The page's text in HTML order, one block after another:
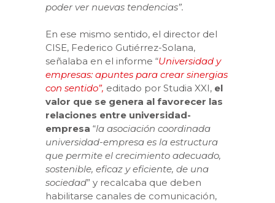
poder ver nuevas tendencias”.
En ese mismo sentido, el director del
CISE, Federico Gutiérrez-Solana,
señalaba en el informe “Universidad y
empresas: apuntes para crear sinergias
con sentido”, editado por Studia XXI, el
valor que se genera al favorecer las
relaciones entre universidad-
empresa “la asociación coordinada
universidad-empresa es la estructura
que permite el crecimiento adecuado,
sostenible, eficaz y eficiente, de una
sociedad” y recalcaba que deben
habilitarse canales de comunicación,